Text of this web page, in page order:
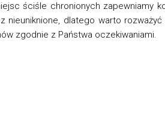
ściśle chronionych zapewniamy
dlatego warto rozważyć
zgodnie z Państwa oczekiwaniami.